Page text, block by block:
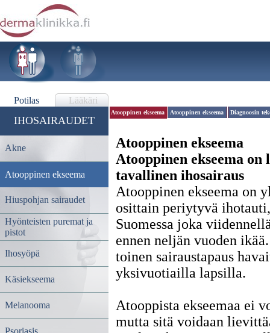
Potilas Lääkäri
IHOSAIRAUDET
Akne
Atooppinen ekseema
Hiuspohjan sairaudet
Hyönteisten puremat ja
pistot
Ihosyöpä
Käsiekseema
Melanooma
Psoriasis
Atooppinen ekseema Atooppinen ekseema Diagnoosin
Atooppinen ekseema
Atooppinen ekseema on
tavallinen ihosairaus
Atooppinen ekseema on
osittain periytyvä
Suomessa joka
ennen neljän vuoden
toinen sairaustapaus
yksivuotiailla lapsilla.
Atooppista ekseemaa ei
mutta sitä voidaan